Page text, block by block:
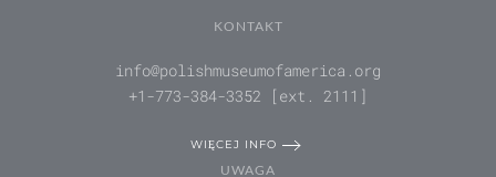
KONTAKT
info@polishmuseumofamerica.org
+1-773-384-3352 [ext. 2111]
WIĘCEJ INFO
UWAGA